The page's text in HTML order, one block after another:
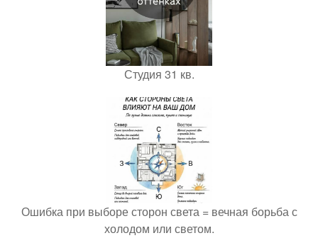
Студия 31 кв.
Ошибка при выборе сторон света = вечная борьба с
холодом или светом.